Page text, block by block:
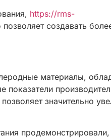
https://rms-
создавать
материалы,
значительно
продемонстрировали,